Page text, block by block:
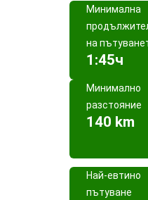
Минимална
на
1:45ч
Минимално
разстояние
140 km
Най-евтино
пътуване